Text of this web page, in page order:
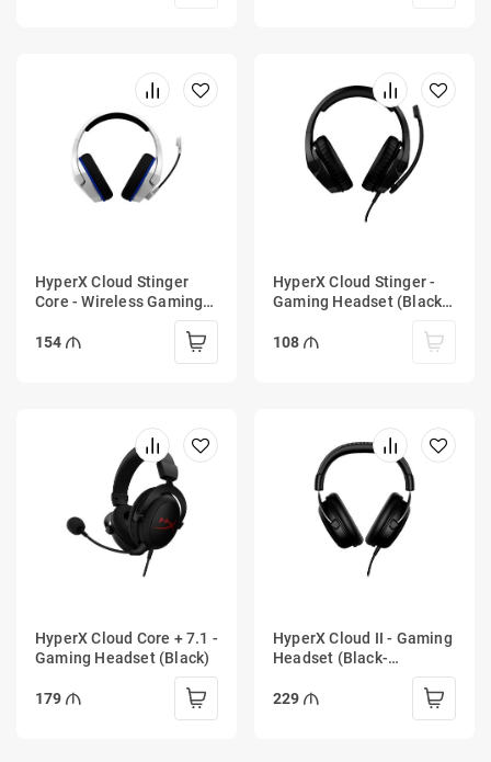
HyperX Cloud Stinger
Core - Wireless Gaming
Headset (White-Blue) -
PS5-PS4
154
HyperX Cloud Stinger -
Gaming Headset (Black-
108
HyperX Cloud Core + 7.1 -
Gaming Headset (Black)
179
HyperX Cloud II - Gaming
Headset (Black-
229